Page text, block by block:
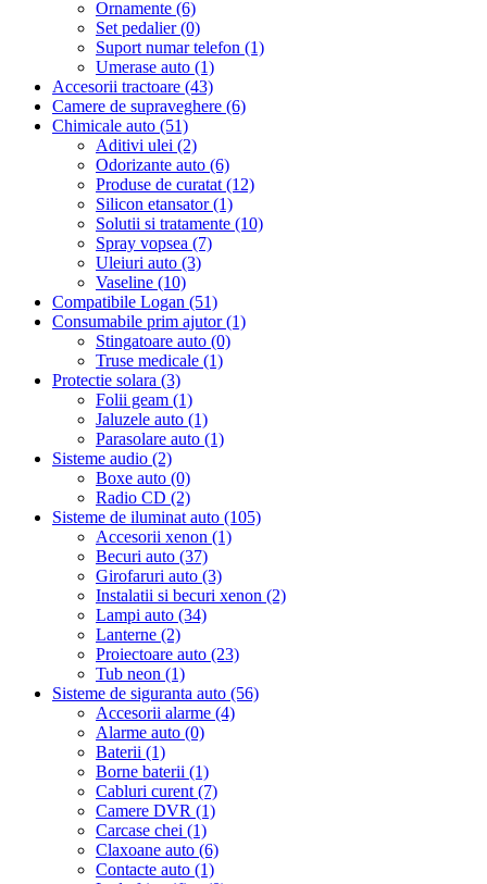
Ornamente (6)
Set pedalier (0)
Suport numar telefon (1)
Umerase auto (1)
Accesorii tractoare (43)
Camere de supraveghere (6)
Chimicale auto (51)
Aditivi ulei (2)
Odorizante auto (6)
Produse de curatat (12)
Silicon etansator (1)
Solutii si tratamente (10)
Spray vopsea (7)
Uleiuri auto (3)
Vaseline (10)
Compatibile Logan (51)
Consumabile prim ajutor (1)
Stingatoare auto (0)
Truse medicale (1)
Protectie solara (3)
Folii geam (1)
Jaluzele auto (1)
Parasolare auto (1)
Sisteme audio (2)
Boxe auto (0)
Radio CD (2)
Sisteme de iluminat auto (105)
Accesorii xenon (1)
Becuri auto (37)
Girofaruri auto (3)
Instalatii si becuri xenon (2)
Lampi auto (34)
Lanterne (2)
Proiectoare auto (23)
Tub neon (1)
Sisteme de siguranta auto (56)
Accesorii alarme (4)
Alarme auto (0)
Baterii (1)
Borne baterii (1)
Cabluri curent (7)
Camere DVR (1)
Carcase chei (1)
Claxoane auto (6)
Contacte auto (1)